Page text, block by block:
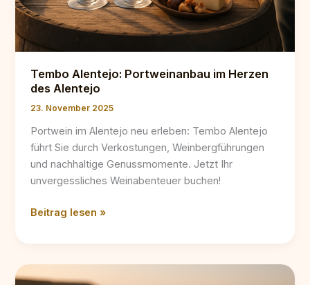
Tembo Alentejo: Portweinanbau im Herzen
des Alentejo
23. November 2025
Portwein im Alentejo neu erleben: Tembo Alentejo
führt Sie durch Verkostungen, Weinbergführungen
und nachhaltige Genussmomente. Jetzt Ihr
unvergessliches Weinabenteuer buchen!
Tembo
im
Herzen
Beitrag lesen »